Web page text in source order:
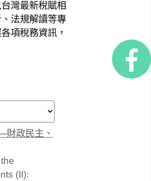
灣最新稅賦相
法規解讀等專
項稅務資訊，
財政民主、
(II):